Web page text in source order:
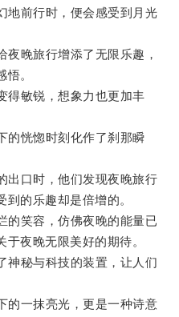
前行时，便会感受到月光
晚旅行增添了无限乐趣，
。
敏锐，想象力也更加丰
恍惚时刻化作了刹那瞬
口时，他们发现夜晚旅行
的乐趣却是倍增的。
笑容，仿佛夜晚的能量已
夜晚无限美好的期待。
秘与科技的装置，让人们
一抹亮光，更是一种诗意